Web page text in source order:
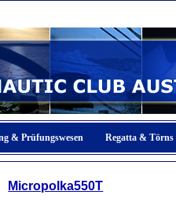
& Prüfungswesen Regatta & Törns
Micropolka550T